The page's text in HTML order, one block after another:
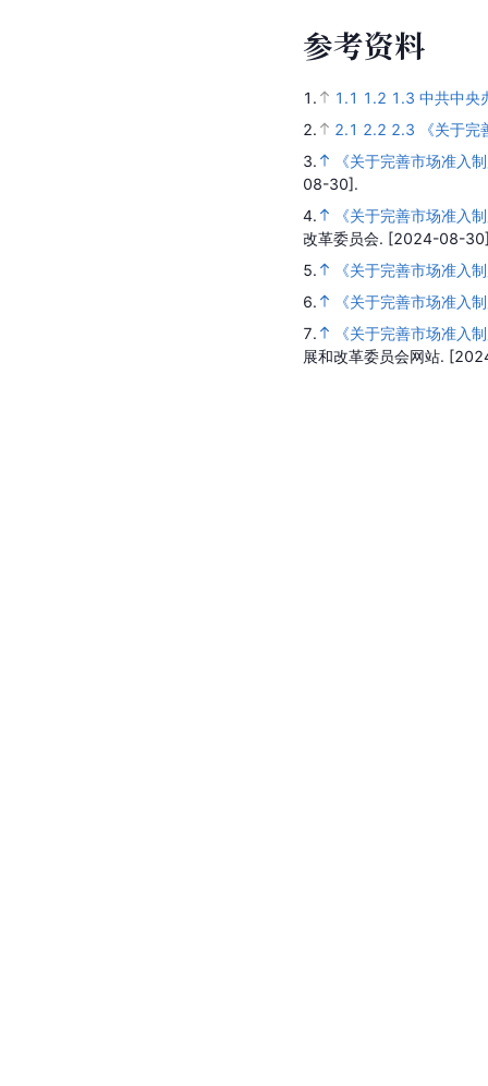
参考资料
1. 1.1 1.2 1.3 中共中央
2.
2.1 2.2 2.3
《关于
3.
《关于完善市场准入
08-30].
4.
《关于完善市场准入
改革委员会. [2024-08-
5.
《关于完善市场准入
6.
《关于完善市场准入
7.
《关于完善市场准入
展和改革委员会网站.